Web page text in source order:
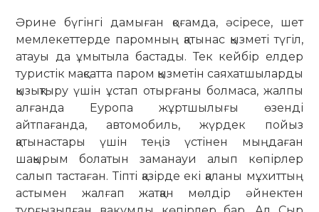
Әрине бүгінгі дамыған қоғамда, әсіресе, шет
мемлекеттерде паром­ның қатынас қызметі түгіл,
атауы да ұмытыла бастады. Тек кейбір елдер
туристік мақсатта паром қызметін саяхатшыларды
қызықтыру үшін ұстап отырғаны болмаса, жалпы
алғанда Еуропа жұртшылығы өзенді
айтпағанда, автомобиль, жүрдек пойыз
қатынастары үшін теңіз үстінен мыңдаған
шақырым болатын заманауи алып көпірлер
салып тастаған. Тіпті қазірде екі қаланы мұхиттың
астымен жалғап жатқан мөлдір әйнектен